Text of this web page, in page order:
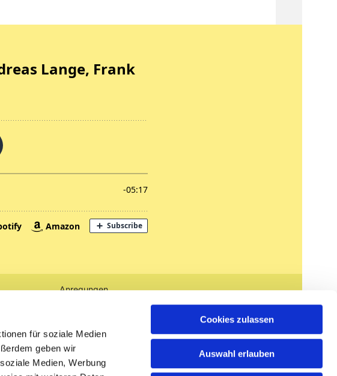
für soziale Medien
geben wir
Medien, Werbung
Cookies zulassen
Auswahl erlauben
Anregungen